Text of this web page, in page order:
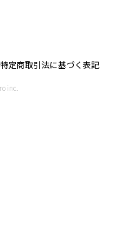
特定商取引法に基づく表記
inc.